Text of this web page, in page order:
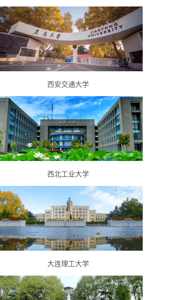
西安交通大学
西北工业大学
大连理工大学